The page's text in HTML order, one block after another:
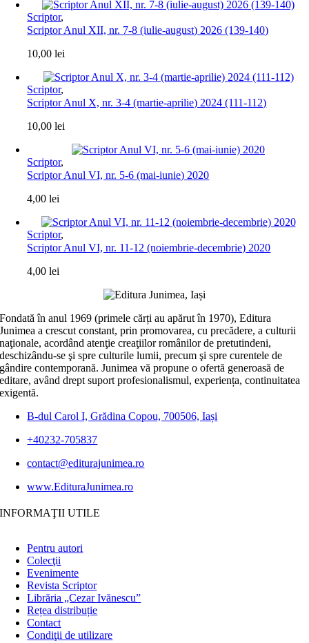
Scriptor,
Scriptor Anul XII, nr. 7-8 (iulie-august) 2026 (139-140)
10,00lei
Scriptor,
Scriptor Anul X, nr. 3-4 (martie-aprilie) 2024 (111-112)
10,00lei
Scriptor,
Scriptor Anul VI, nr. 5-6 (mai-iunie) 2020
4,00lei
Scriptor,
Scriptor Anul VI, nr. 11-12 (noiembrie-decembrie) 2020
4,00lei
Fondată în anul 1969 (primele cărți au apărut în 1970), Editura
Junimea a crescut constant, prin promovarea, cu precădere, a culturii
naţionale, acordând atenţie creaţiilor românilor de pretutindeni,
deschizându-se şi spre culturile lumii, precum şi spre curentele de
gândire contemporană. Junimea vă propune o ofertă generoasă de
editare, având drept suport profesionalismul, experiența, continuitatea
exigentă.
B-dul Carol I, Grădina Copou, 700506, Iași
+40232-705837
contact@editurajunimea.ro
www.EdituraJunimea.ro
INFORMAŢII UTILE
Pentru autori
Colecţii
Evenimente
Revista Scriptor
Librăria „Cezar Ivănescu”
Rețea distribuție
Contact
Condiţii de utilizare